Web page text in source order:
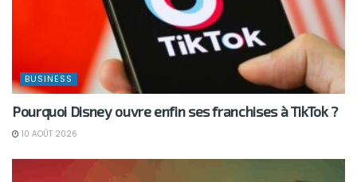
BUSINESS
Pourquoi Disney ouvre enfin ses franchises à TikTok ?
10 AOÛT 2026